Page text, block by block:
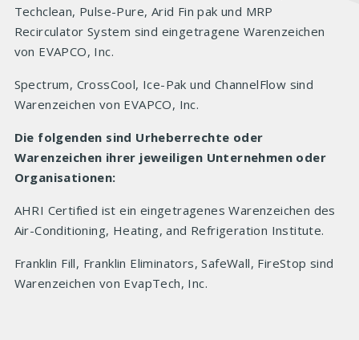
Techclean, Pulse-Pure, Arid Fin pak und MRP
Recirculator System sind eingetragene Warenzeichen
von EVAPCO, Inc.
Spectrum, CrossCool, Ice-Pak und ChannelFlow sind
Warenzeichen von EVAPCO, Inc.
Die folgenden sind Urheberrechte oder
Warenzeichen ihrer jeweiligen Unternehmen oder
Organisationen:
AHRI Certified ist ein eingetragenes Warenzeichen des
Air-Conditioning, Heating, and Refrigeration Institute.
Franklin Fill, Franklin Eliminators, SafeWall, FireStop sind
Warenzeichen von EvapTech, Inc.